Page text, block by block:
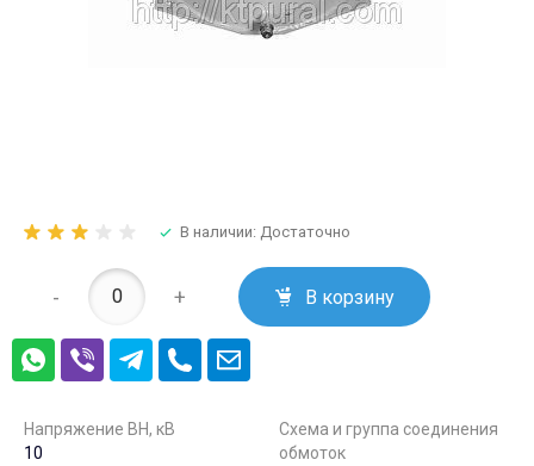
В наличии: Достаточно
- + В корзину
Напряжение ВН, кВ
10
Схема и группа соединения
обмоток